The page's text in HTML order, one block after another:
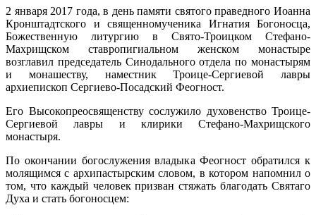
2 января 2017 года, в день памяти святого праведного Иоанна
Кронштадтского и священномученика Игнатия Богоносца,
Божественную литургию в Свято-Троицком Стефано-
Махрищском ставропигиальном женском монастыре
возглавил председатель Синодального отдела по монастырям
и монашеству, наместник Троице-Сергиевой лавры
архиепископ Сергиево-Посадский Феогност.
Его Высокопреосвященству сослужило духовенство Троице-
Сергиевой лавры и клирики Стефано-Махрищского
монастыря.
По окончании богослужения владыка Феогност обратился к
молящимся с архипастырским словом, в котором напомнил о
том, что каждый человек призван стяжать благодать Святаго
Духа и стать богоносцем: